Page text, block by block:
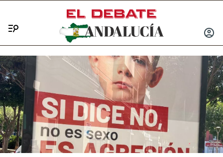
INICIAR